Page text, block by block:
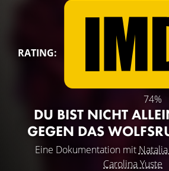
RATING:
74%
DU BIST NICHT
GEGEN DAS
Eine Dokumentation mit
Carolina Yuste